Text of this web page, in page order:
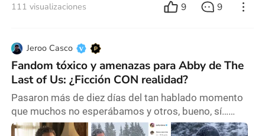
111 visualizaciones 9 9
Jeroo Casco
Fandom tóxico y amenazas para Abby de The
Last of Us: ¿Ficción CON realidad?
Pasaron más de diez días del tan hablado momento
que muchos no esperábamos y otros, bueno, sí…
esperaban. La grieta entre los gamers y no gamers